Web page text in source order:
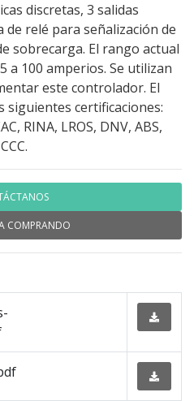
discretas, 3 salidas
de relé para señalización de
sobrecarga. El rango actual
a 100 amperios. Se utilizan
este controlador. El
certificaciones:
RINA, LROS, DNV, ABS,
COMPRANDO